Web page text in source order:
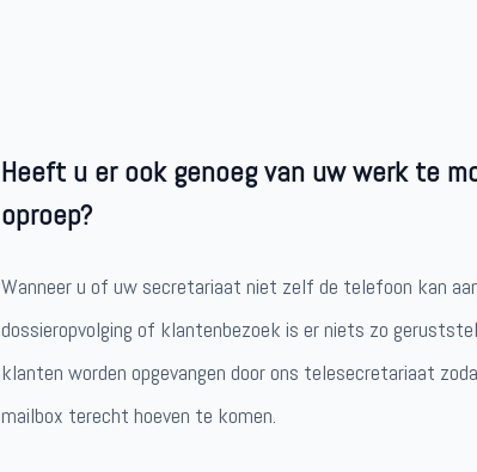
Heeft u er ook genoeg van uw werk te
oproep?
Wanneer u of uw secretariaat niet zelf de telefoon kan
dossieropvolging of klantenbezoek is er niets zo
klanten worden opgevangen door ons telesecretariaat
mailbox terecht hoeven te komen.